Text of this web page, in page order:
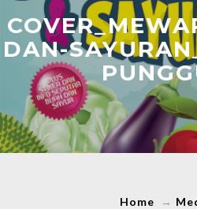
DAN-
Home →